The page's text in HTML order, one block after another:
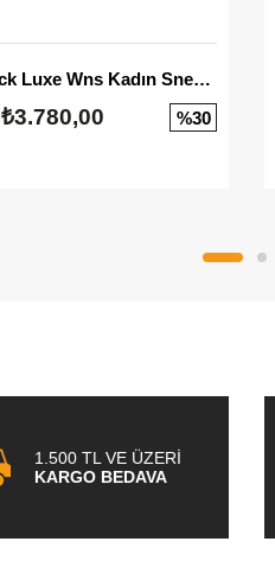
Mayze Stack Luxe Wns Kadın Sneaker
₺3.780,00 %30
1.500 TL VE ÜZERİ
KARGO BEDAVA